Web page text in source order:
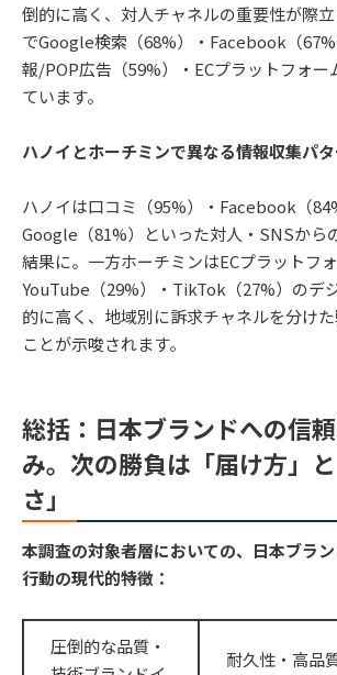
倒的に高く、対人チャネルの重要性が際
でGoogle検索（68%）・Facebook（
報/POP広告（59%）・ECプラットフォー
ています。
ハノイとホーチミンで異なる情報収集パ
ハノイは口コミ（95%）・Facebook（
Google（81%）といった対人・SNSから
結果に。一方ホーチミンはECプラットフ
YouTube（29%）・TikTok（27%）のデ
的に高く、地域別に訴求チャネルを分け
ことが示唆されます。
総括：日本ブランドへの信
み。次の勝負は「届け方」
さ 」
本調査の対象者層においての、日本ブラ
行動の現代的特徴：
圧倒的な品質・
耐久性・高品